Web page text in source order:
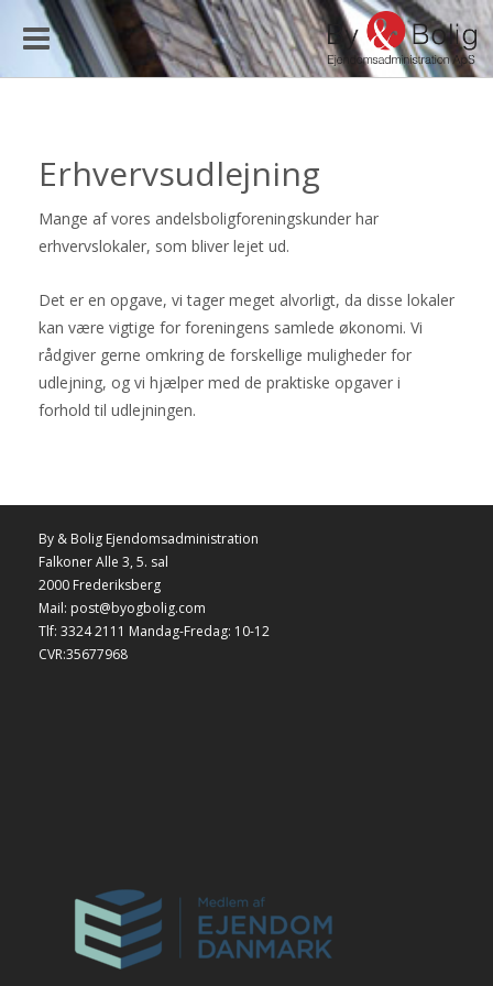
Toggle
navigation
Erhvervsudlejning
Mange af vores andelsboligforeningskunder har
erhvervslokaler, som bliver lejet ud.
Det er en opgave, vi tager meget alvorligt, da disse lokaler
kan være vigtige for foreningens samlede økonomi. Vi
rådgiver gerne omkring de forskellige muligheder for
udlejning, og vi hjælper med de praktiske opgaver i
forhold til udlejningen.
By & Bolig Ejendomsadministration
Falkoner Alle 3, 5. sal
2000 Frederiksberg
Mail: post@byogbolig.com
Tlf: 3324 2111 Mandag-Fredag: 10-12
CVR:35677968